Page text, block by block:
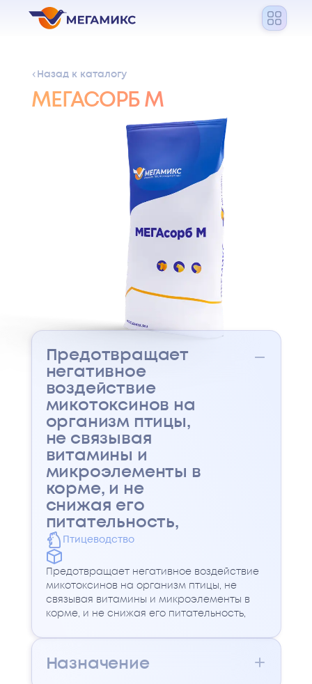
Назад к каталогу
МЕГАСОРБ М
Предотвращает
негативное
воздействие
микотоксинов на
организм птицы,
не связывая
витамины и
микроэлементы в
корме, и не
снижая его
питательность,
Птицеводство
Предотвращает негативное воздействие
микотоксинов на организм птицы, не
связывая витамины и микроэлементы в
корме, и не снижая его питательность,
Назначение